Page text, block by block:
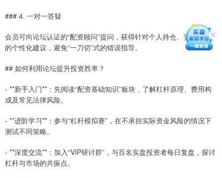
### 4. 一对一答疑
会员可向论坛认证的“配资顾问”提问，获得针对个人持仓、资金状况
的个性化建议，避免“一刀切”式的错误指导。
## 如何利用论坛提升投资胜率？
- **新手入门**：先阅读“配资基础知识”板块，了解杠杆原理、费用构
成及常见法律风险。
- **进阶学习**：参与“杠杆模拟赛”，在不承担实际资金风险的情况下
测试不同策略。
- **深度交流**：加入“VIP研讨群”，与百名实盘投资者每日复盘，探讨
杠杆与市场的共振点。